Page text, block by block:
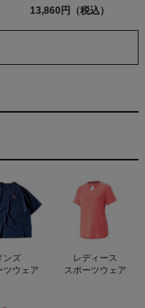
ツ THE NORTH FACE ア
13,860円（税込）
ンズ
ツウェア
レディース
スポーツウェア